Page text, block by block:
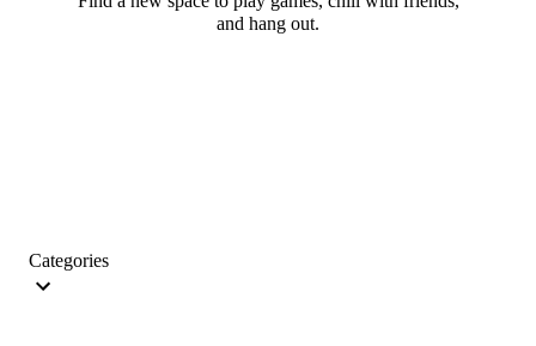
and hang out.
Categories